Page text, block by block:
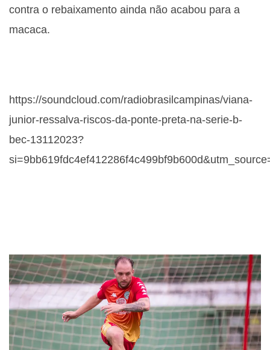
contra o rebaixamento ainda não acabou para a
macaca.
https://soundcloud.com/radiobrasilcampinas/viana-
junior-ressalva-riscos-da-ponte-preta-na-serie-b-
bec-13112023?